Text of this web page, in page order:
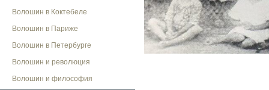
Волошин в Коктебеле
Волошин в Париже
Волошин в Петербурге
Волошин и революция
Волошин и философия